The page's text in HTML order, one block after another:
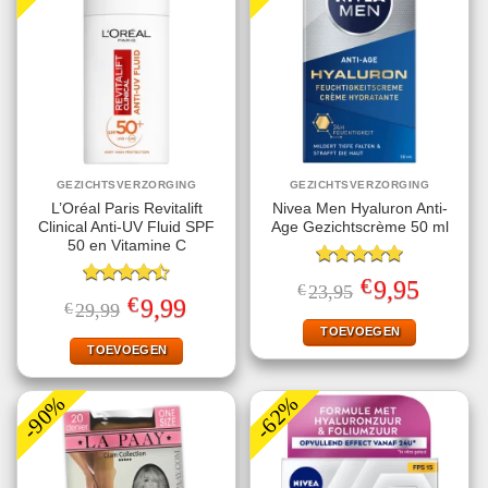
GEZICHTSVERZORGING
L’Oréal Paris Revitalift
Clinical Anti-UV Fluid SPF
50 en Vitamine C
Gewaardeerd
4.50uit 5
€29,99 Oorspronkelijke
prijs
was:
€29,99.
€9,99Huidige
prijs
TOEVOEGEN
GEZICHTSVERZORGING
Nivea Men Hyaluron Anti-
Age Gezichtscrème 50 ml
Gewaardeerd
5.00uit 5
€23,95 Oorspronkelijke
prijs
was:
€23,95.
€9,95prijs
TOEVOEGEN
-90% -62%